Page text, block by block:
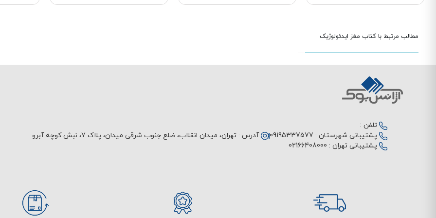
مطالب مرتبط با کتاب مغز ایدئولوژیک
تلفن :
پشتیبانی شهرستان : 09195337577
پشتیبانی تهران : 02166408000
آدرس : تهران، میدان انقلاب، ضلع جنوب شرقی میدان، پلاک 7، نبش کوچه آبرو